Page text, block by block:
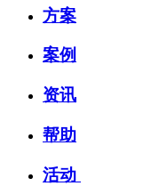
方案
案例
资讯
帮助
活动